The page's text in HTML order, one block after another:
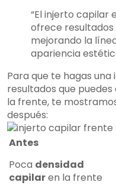
“El injerto capilar
ofrece
mejorando la
apariencia
Para que te hagas
resultados que
la frente, te
después:
Antes
Poca densidad
capilaren la frente